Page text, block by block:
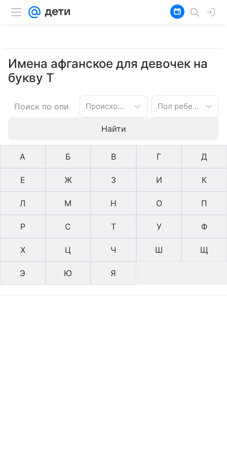
Имена афганское для девочек на
букву Т
Происхождение имени Пол ребенка
Найти
А Б В Г Д
Е Ж З И К
Л М Н О П
Р С Т У Ф
Х Ц Ч Ш Щ
Э Ю Я